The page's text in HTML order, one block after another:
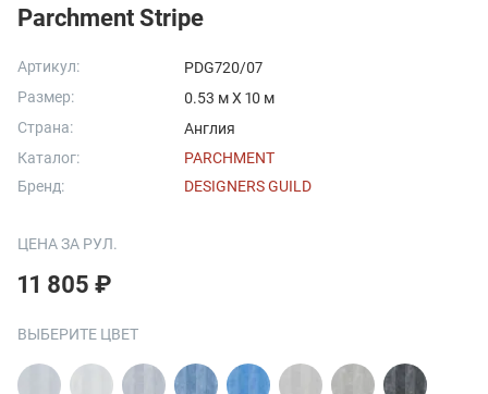
Parchment Stripe
Артикул:
PDG720/07
Размер:
0.53 м X 10 м
Страна:
Англия
Каталог:
PARCHMENT
Бренд:
DESIGNERS GUILD
ЦЕНА ЗА РУЛ.
11 805 ₽
ВЫБЕРИТЕ ЦВЕТ